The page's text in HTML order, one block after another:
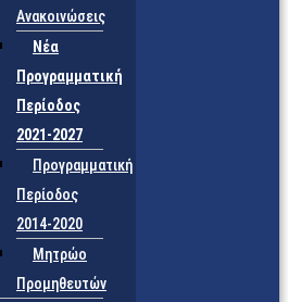
Ανακοινώσεις
Νέα
Προγραμματική
Περίοδος
2021-2027
Προγραμματική
Περίοδος
2014-2020
Μητρώο
Προμηθευτών